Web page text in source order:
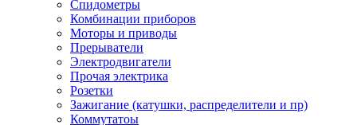
Спидометры
Комбинации приборов
Моторы и приводы
Прерыватели
Электродвигатели
Прочая электрика
Розетки
Зажигание (катушки, распределители и пр)
Коммутатоы